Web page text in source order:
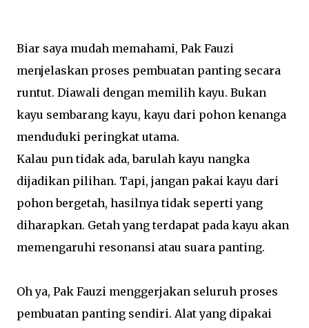
Biar saya mudah memahami, Pak Fauzi
menjelaskan proses pembuatan panting secara
runtut. Diawali dengan memilih kayu. Bukan
kayu sembarang kayu, kayu dari pohon kenanga
menduduki peringkat utama.
Kalau pun tidak ada, barulah kayu nangka
dijadikan pilihan. Tapi, jangan pakai kayu dari
pohon bergetah, hasilnya tidak seperti yang
diharapkan. Getah yang terdapat pada kayu akan
memengaruhi resonansi atau suara panting.
Oh ya, Pak Fauzi menggerjakan seluruh proses
pembuatan panting sendiri. Alat yang dipakai